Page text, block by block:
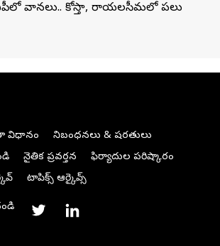
ఏపీలో వానలు.. కోస్తా, రాయలసీమలో పలు
విధానం
నిబంధనలు & షరతులు
నైతిక ప్రవర్తన
ఫిర్యాదుల పరిష్కారం
టాపిక్స్ ఆర్కైవ్స్